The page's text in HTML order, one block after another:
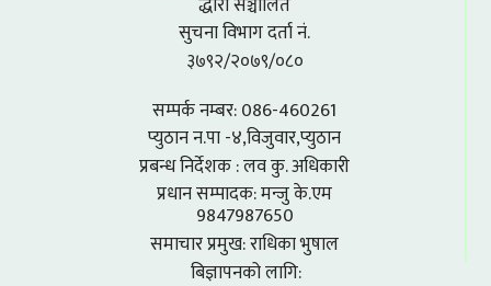
सुचना विभाग दर्ता नं.
३७९२/२०७९/०८०
सम्पर्क नम्बर: 086-460261
प्युठान न.पा -४,विजुवार,प्युठान
प्रबन्ध निर्देशक : लव कु. अधिकारी
प्रधान सम्पादक: मन्जु के.एम
9847987650
समाचार प्रमुख: राधिका भुषाल
बिज्ञापनको लागि: